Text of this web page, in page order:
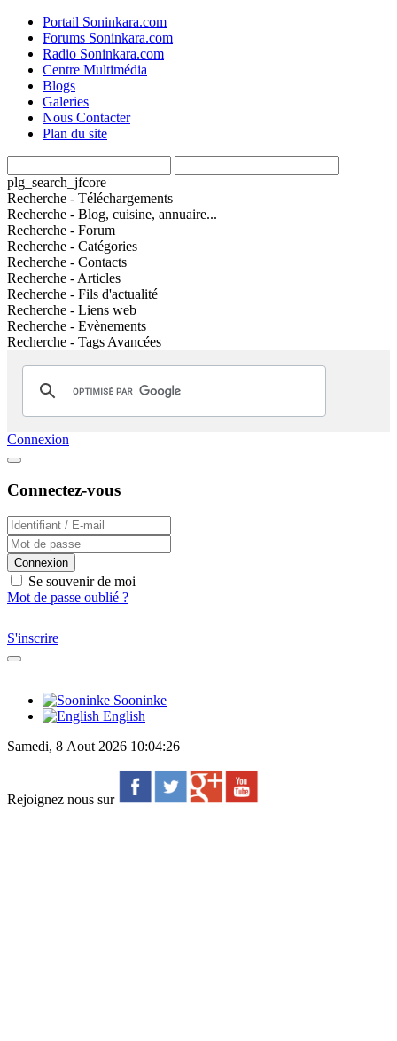
Portail Soninkara.com
Forums Soninkara.com
Radio Soninkara.com
Centre Multimédia
Blogs
Galeries
Nous Contacter
Plan du site
plg_search_jfcore
Recherche - Téléchargements
Recherche - Blog, cuisine, annuaire...
Recherche - Forum
Recherche - Catégories
Recherche - Contacts
Recherche - Articles
Recherche - Fils d'actualité
Recherche - Liens web
Recherche - Evènements
Recherche - Tags Avancées
Connexion
Connectez-vous
Connexion
Se souvenir de moi
Mot de passe oublié ?
S'inscrire
Sooninke
English
Samedi, 8 Aout 2026 10:04:26
Rejoignez nous sur